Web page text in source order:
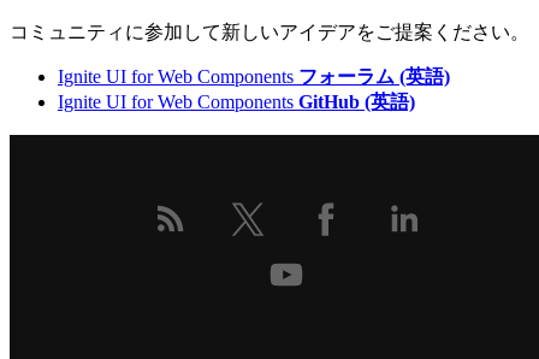
コミュニティに参加して新しいアイデアをご提案ください。
Ignite UI for Web Components フォーラム (英語)
Ignite UI for Web Components GitHub (英語)